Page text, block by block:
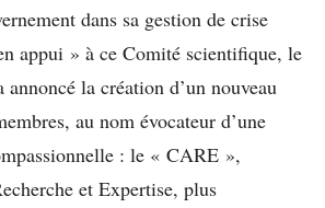
dans sa gestion de crise
appui » à ce Comité scientifique, le
annoncé la création d’un nouveau
au nom évocateur d’une
: le « CARE »,
et Expertise, plus